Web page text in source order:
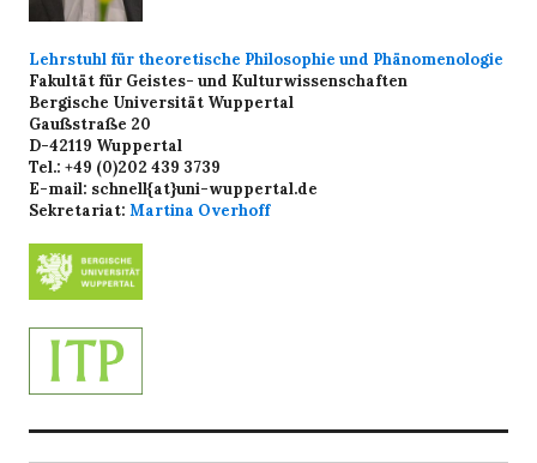
Lehrstuhl für theoretische Philosophie und Phänomenologie
Fakultät für Geistes- und Kulturwissenschaften
Bergische Universität Wuppertal
Gaußstraße 20
D-42119 Wuppertal
Tel.: +49 (0)202 439 3739
E-mail: schnell{at}uni-wuppertal.de
Sekretariat: Martina Overhoff